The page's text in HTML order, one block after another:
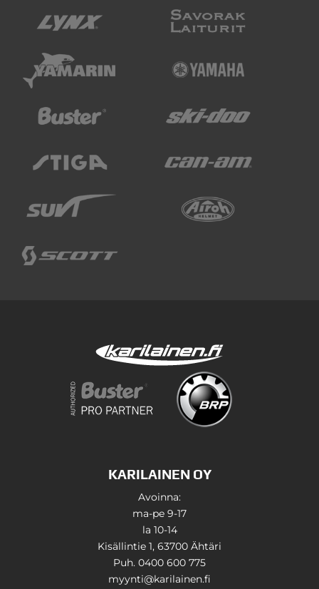
KARILAINEN OY
Avoinna:
ma-pe 9-17
la 10-14
Kisällintie 1, 63700 Ähtäri
Puh. 0400 600 775
myynti@karilainen.fi